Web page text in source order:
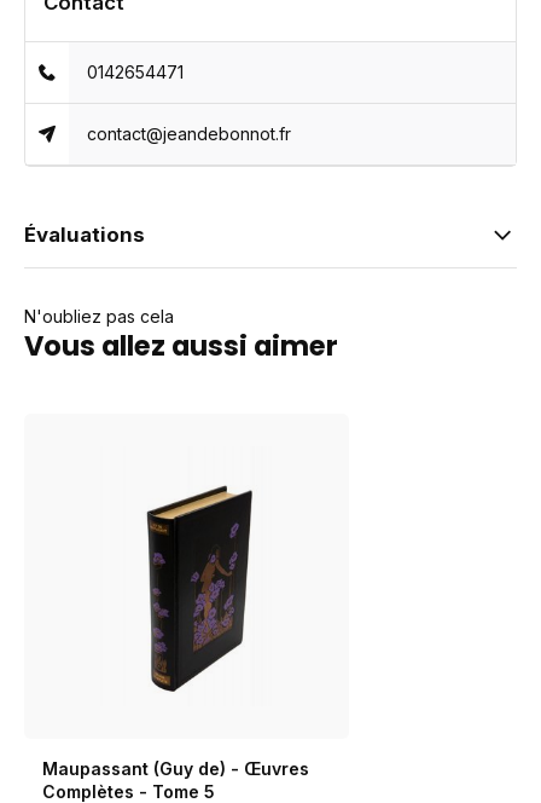
0142654471
contact@jeandebonnot.fr
Évaluations
N'oubliez pas cela
Vous allez aussi aimer
Maupassant (Guy de) - Œuvres
Complètes - Tome 5